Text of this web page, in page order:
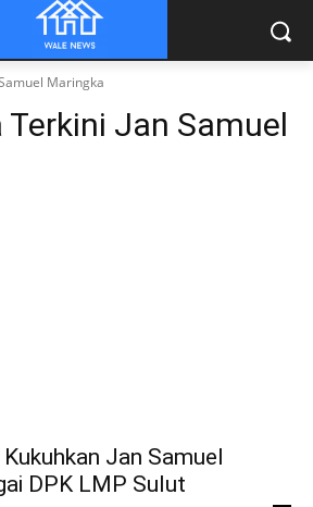
Maringka
Terkini Jan Samuel
Jan Samuel
DPK LMP Sulut